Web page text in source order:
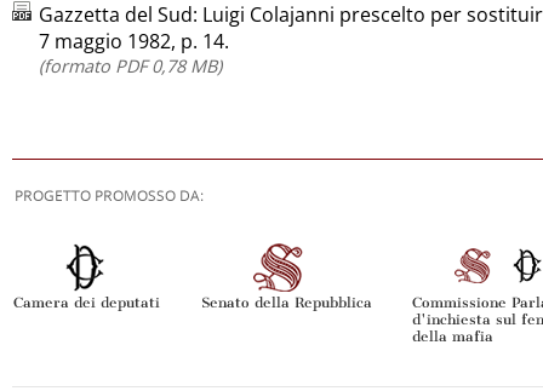
Gazzetta del Sud: Luigi Colajanni prescelto per
7 maggio 1982, p. 14.
(formato PDF 0,78 MB)